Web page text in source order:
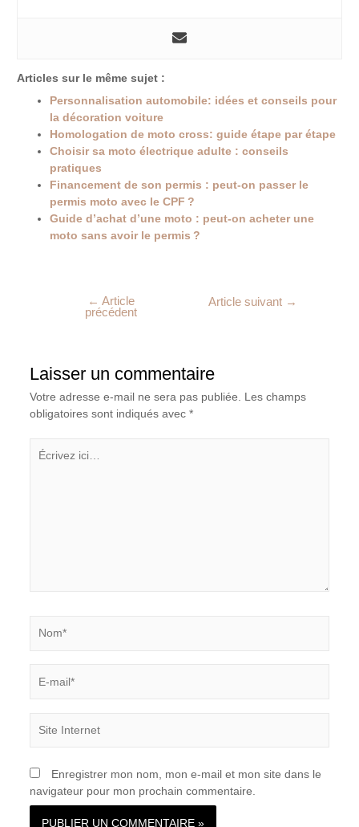
Articles sur le même sujet :
Personnalisation automobile: idées et conseils pour
la décoration voiture
Homologation de moto cross: guide étape par étape
Choisir sa moto électrique adulte : conseils
pratiques
Financement de son permis : peut-on passer le
permis moto avec le CPF ?
Guide d’achat d’une moto : peut-on acheter une
moto sans avoir le permis ?
← Article
précédent
Article suivant →
Laisser un commentaire
Votre adresse e-mail ne sera pas publiée.
Les champs
obligatoires sont indiqués avec *
Écrivez
ici…
mail*
Internet
Enregistrer mon nom, mon e-mail et mon site dans le
navigateur pour mon prochain commentaire.